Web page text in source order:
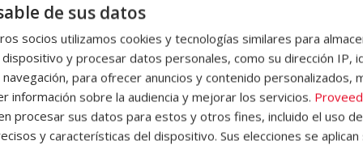
Diploma
Autentificado
por
Notario
Europeo
-
a las ciencias políticas, la dinámica del poder político, la
política, la introducción a la desinformación y las fake news, la
de comunicación, el trabajo periodístico, la definición del
posverdad, entre otros conceptos relacionados. Además, al final
ejercicios de autoevaluación que le permitirá hacer un
de sus datos
socios utilizamos cookies y tecnologías similares para
dispositivo y procesar datos personales, como su dirección IP,
para ofrecer anuncios y contenido personalizados,
información sobre la audiencia y mejorar los servicios.
procesar sus datos para estos y otros fines, incluido el uso
y características del dispositivo. Sus elecciones se